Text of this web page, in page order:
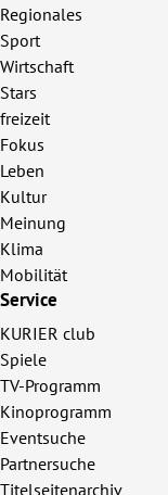
Regionales
Sport
Wirtschaft
Stars
freizeit
Fokus
Leben
Kultur
Meinung
Klima
Mobilität
Service
KURIER club
Spiele
TV-Programm
Kinoprogramm
Eventsuche
Partnersuche
Titelseitenarchiv